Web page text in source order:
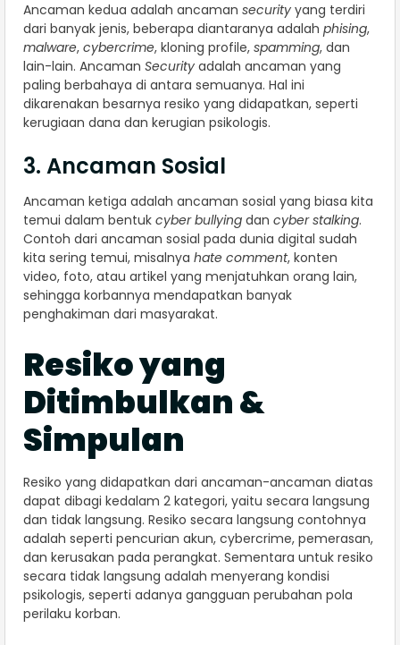
Ancaman kedua adalah ancaman security yang terdiri
dari banyak jenis, beberapa diantaranya adalah phising,
malware, cybercrime, kloning profile, spamming, dan
lain-lain. Ancaman Security adalah ancaman yang
paling berbahaya di antara semuanya. Hal ini
dikarenakan besarnya resiko yang didapatkan, seperti
kerugiaan dana dan kerugian psikologis.
3. Ancaman Sosial
Ancaman ketiga adalah ancaman sosial yang biasa kita
temui dalam bentuk cyber bullying dan cyber stalking.
Contoh dari ancaman sosial pada dunia digital sudah
kita sering temui, misalnya hate comment, konten
video, foto, atau artikel yang menjatuhkan orang lain,
sehingga korbannya mendapatkan banyak
penghakiman dari masyarakat.
Resiko yang
Ditimbulkan &
Simpulan
Resiko yang didapatkan dari ancaman-ancaman diatas
dapat dibagi kedalam 2 kategori, yaitu secara langsung
dan tidak langsung. Resiko secara langsung contohnya
adalah seperti pencurian akun, cybercrime, pemerasan,
dan kerusakan pada perangkat. Sementara untuk resiko
secara tidak langsung adalah menyerang kondisi
psikologis, seperti adanya gangguan perubahan pola
perilaku korban.